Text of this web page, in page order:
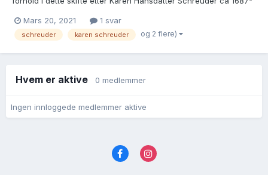
https://www.digitalarkivet.no/sk20081201610333 Sannsynlig
datter av Hans Hansen Schreuder ca 1640-1707 og Anna
Mars 20, 2021 1 svar
schreuder karen schreuder og 2 flere)
Hvem er aktive 0 medlemmer
Ingen innloggede medlemmer aktive